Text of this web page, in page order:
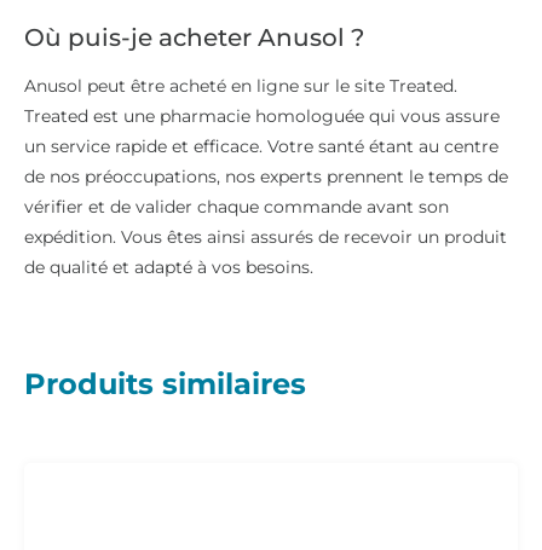
Où puis-je acheter Anusol ?
Anusol peut être acheté en ligne sur le site Treated.
Treated est une pharmacie homologuée qui vous assure
un service rapide et efficace. Votre santé étant au centre
de nos préoccupations, nos experts prennent le temps de
vérifier et de valider chaque commande avant son
expédition. Vous êtes ainsi assurés de recevoir un produit
de qualité et adapté à vos besoins.
Produits similaires